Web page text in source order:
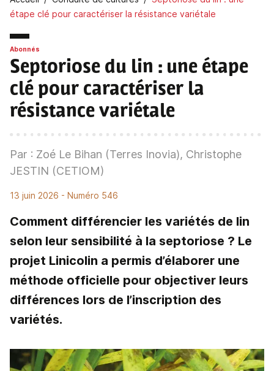
étape clé pour caractériser la résistance variétale
Abonnés
Septoriose du lin : une étape
clé pour caractériser la
résistance variétale
Par : Zoé Le Bihan (Terres Inovia), Christophe
JESTIN (CETIOM)
13 juin 2026 - Numéro 546
Comment différencier les variétés de lin
selon leur sensibilité à la septoriose ? Le
projet Linicolin a permis d’élaborer une
méthode officielle pour objectiver leurs
différences lors de l’inscription des
variétés.